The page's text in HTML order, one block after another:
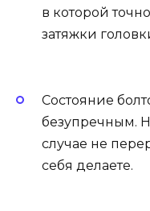
в которой
затяжки
Состояние
безупречным.
случае не
себя делаете.